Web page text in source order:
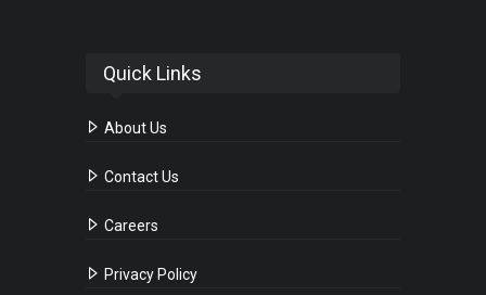
Quick Links
About Us
Contact Us
Careers
Privacy Policy